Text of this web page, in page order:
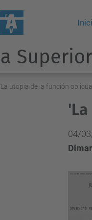
'La utopia de la función
04/